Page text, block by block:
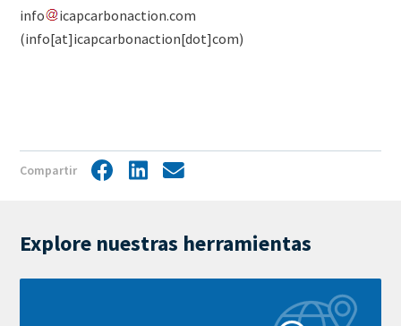
info icapcarbonaction.com
(info[at]icapcarbonaction[dot]com)
Compartir FacebookLinkedIn
Share
Explore nuestras herramientas